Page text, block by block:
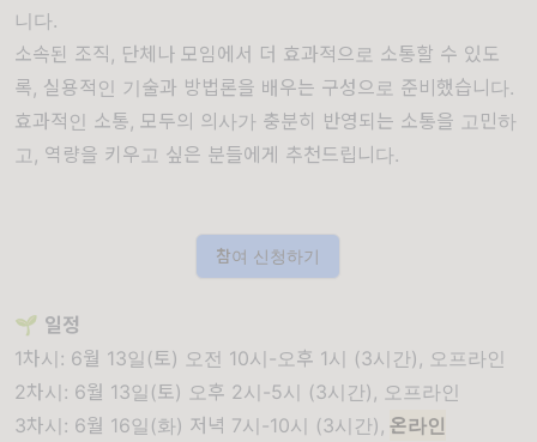
니다.
소속된 조직, 단체나 모임에서 더 효과적으로 소통할 수 있도
록, 실용적인 기술과 방법론을 배우는 구성으로 준비했습니다.
효과적인 소통, 모두의 의사가 충분히 반영되는 소통을 고민하
고, 역량을 키우고 싶은 분들에게 추천드립니다.
참여 신청하기
🌱 일정
1차시: 6월 13일(토) 오전 10시-오후 1시 (3시간), 오프라인
2차시: 6월 13일(토) 오후 2시-5시 (3시간), 오프라인
3차시: 6월 16일(화) 저녁 7시-10시 (3시간), 온라인